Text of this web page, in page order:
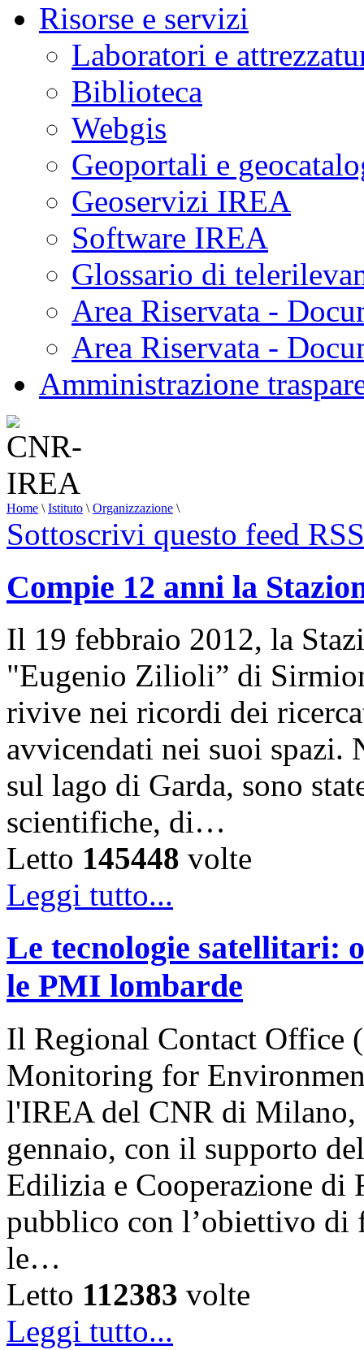
Risorse e servizi
Laboratori e
Biblioteca
Webgis
Geoportali e
Geoservizi IREA
Software IREA
Glossario di
Area Riservata -
Area Riservata -
Amministrazione
Home \ Istituto \ Organizzazione \
Sottoscrivi questo feed RSS
Compie 12 anni la
Il 19 febbraio 2012, la
"Eugenio Zilioli” di
rivive nei ricordi dei
avvicendati nei suoi spazi.
sul lago di Garda, sono
scientifiche, di…
Letto 145448 volte
Leggi tutto...
Le tecnologie satellitari:
le PMI lombarde
Il Regional Contact Office
Monitoring for
l'IREA del CNR di Milano,
gennaio, con il supporto
Edilizia e Cooperazione di
pubblico con l’obiettivo di
le…
Letto 112383 volte
Leggi tutto...